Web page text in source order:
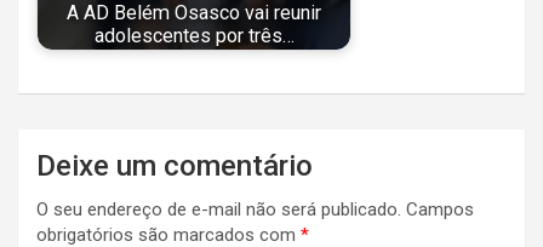
A AD Belém Osasco vai reunir
adolescentes por três…
Navegação
de
Post
Deixe um comentário
O seu endereço de e-mail não será publicado. Campos
obrigatórios são marcados com *